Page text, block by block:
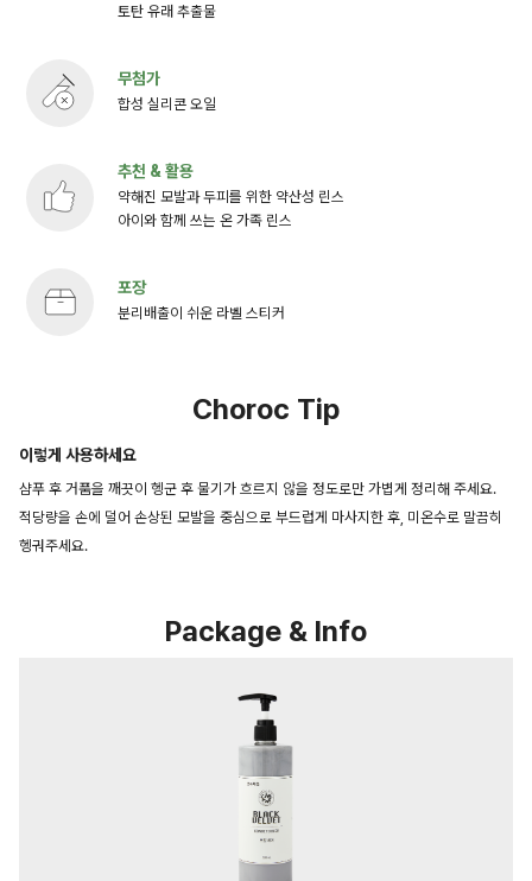
토탄 유래 추출물
무첨가
합성 실리콘 오일
추천 & 활용
약해진 모발과 두피를 위한 약산성 린스
아이와 함께 쓰는 온 가족 린스
포장
분리배출이 쉬운 라벨 스티커
Choroc Tip
이렇게 사용하세요
샴푸 후 거품을 깨끗이 헹군 후 물기가 흐르지 않을 정도로만 가볍게 정리해 주세요.
적당량을 손에 덜어 손상된 모발을 중심으로 부드럽게 마사지한 후, 미온수로 말끔히
헹궈주세요.
Package & Info